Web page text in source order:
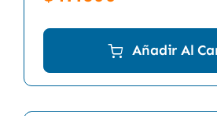
Añadir Al